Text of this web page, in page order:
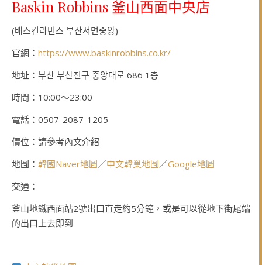
Baskin Robbins 釜山西面中央店
(배스킨라빈스 부산서면중앙)
官網： https://www.baskinrobbins.co.kr/
地址：부산 부산진구 중앙대로 686 1층
時間：10:00～23:00
電話：0507-2087-1205
價位：請參考內文介紹
地圖： 韓國Naver地圖／中文韓巢地圖／Google地圖
交通：
釜山地鐵西面站2號出口直走約5分鐘，或是可以從地下街尾端
的出口上去即到